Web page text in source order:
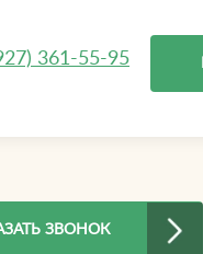
361-55-95
ЗВОНОК